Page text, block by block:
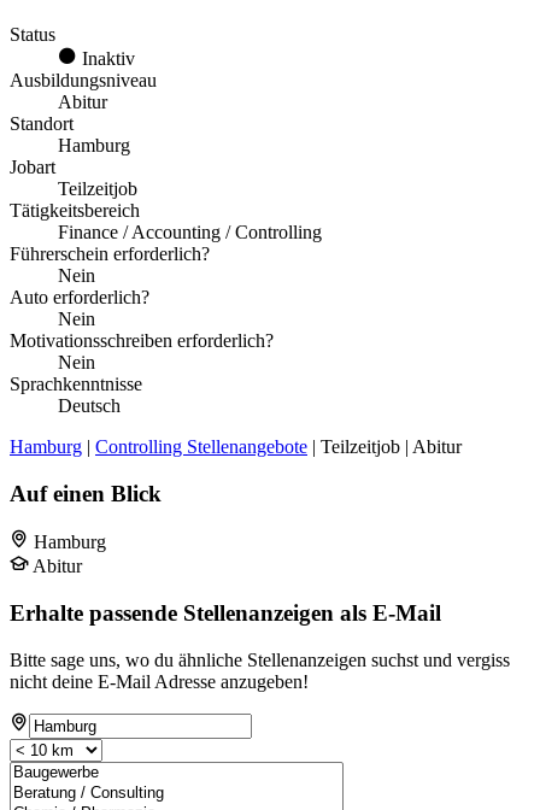
Status
Inaktiv
Ausbildungsniveau
Abitur
Standort
Hamburg
Jobart
Teilzeitjob
Tätigkeitsbereich
Finance / Accounting / Controlling
Führerschein erforderlich?
Nein
Auto erforderlich?
Nein
Motivationsschreiben erforderlich?
Nein
Sprachkenntnisse
Deutsch
Hamburg | Controlling Stellenangebote | Teilzeitjob | Abitur
Auf einen Blick
Hamburg
Abitur
Erhalte passende Stellenanzeigen als E-Mail
Bitte sage uns, wo du ähnliche Stellenanzeigen suchst und vergiss
nicht deine E-Mail Adresse anzugeben!